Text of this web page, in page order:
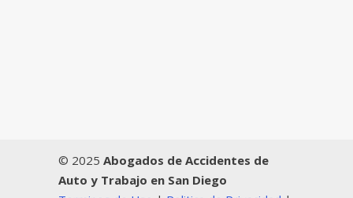
© 2025 Abogados de Accidentes de
Auto y Trabajo en San Diego